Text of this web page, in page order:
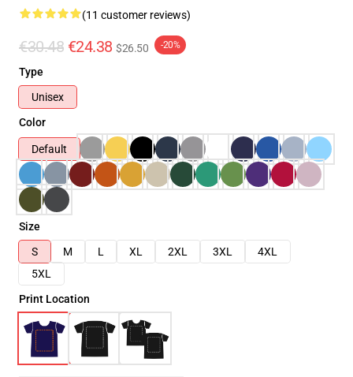
(11 customer reviews)
€30.48 €24.38 $26.50 -20%
Type
Unisex
Color
Default
Size
S
M L XL 2XL 3XL
4XL
5XL
Print Location